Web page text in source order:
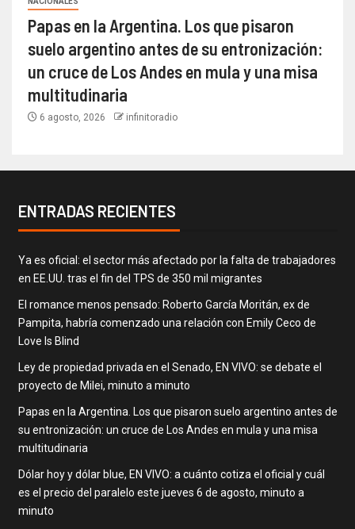
Papas en la Argentina. Los que pisaron
suelo argentino antes de su entronización:
un cruce de Los Andes en mula y una misa
multitudinaria
6 agosto, 2026 infinitoradio
ENTRADAS RECIENTES
Ya es oficial: el sector más afectado por la falta de trabajadores
en EE.UU. tras el fin del TPS de 350 mil migrantes
El romance menos pensado: Roberto García Moritán, ex de
Pampita, habría comenzado una relación con Emily Ceco de
Love Is Blind
Ley de propiedad privada en el Senado, EN VIVO: se debate el
proyecto de Milei, minuto a minuto
Papas en la Argentina. Los que pisaron suelo argentino antes de
su entronización: un cruce de Los Andes en mula y una misa
multitudinaria
Dólar hoy y dólar blue, EN VIVO: a cuánto cotiza el oficial y cuál
es el precio del paralelo este jueves 6 de agosto, minuto a
minuto